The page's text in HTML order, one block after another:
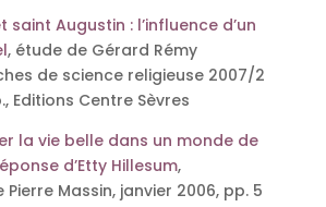
saint Augustin : l’influence d’un
, étude de Gérard Rémy
de science religieuse 2007/2
Editions Centre Sèvres
la vie belle dans un monde de
d’Etty Hillesum,
Massin, janvier 2006, pp. 5